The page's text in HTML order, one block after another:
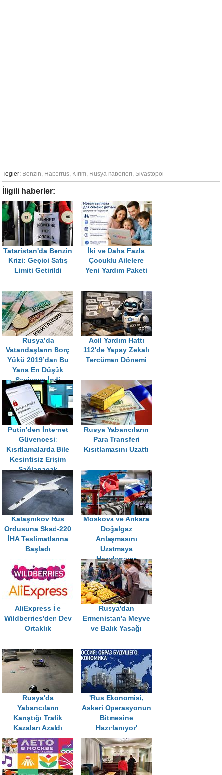
Tegler: Benzin Haberrus Kırım Rusya haberleri Sivastopol
İligili haberler:
Tataristan'da Benzin
Krizi: Geçici Satış
Limiti Getirildi
İki ve Daha Fazla
Çocuklu Ailelere
Yeni Yardım Paketi
Rusya’da
Vatandaşların Borç
Yükü 2019’dan Bu
Yana En Düşük
Seviyeye İndi
Acil Yardım Hattı
112'de Yapay Zekalı
Tercüman Dönemi
Putin'den İnternet
Güvencesi:
Kısıtlamalarda Bile
Kesintisiz Erişim
Sağlanacak
Rusya Yabancıların
Para Transferi
Kısıtlamasını Uzattı
Kalaşnikov Rus
Ordusuna Skad-220
İHA Teslimatlarına
Başladı
Moskova ve Ankara
Doğalgaz
Anlaşmasını
Uzatmaya
Hazırlanıyor
AliExpress İle
Wildberries'den Dev
Ortaklık
Rusya'dan
Ermenistan'a Meyve
ve Balık Yasağı
Rusya'da
Yabancıların
Karıştığı Trafik
Kazaları Azaldı
'Rus Ekonomisi,
Askeri Operasyonun
Bitmesine
Hazırlanıyor'